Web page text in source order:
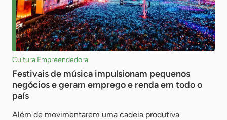
Cultura Empreendedora
Festivais de música impulsionam pequenos
negócios e geram emprego e renda em todo o
país
Além de movimentarem uma cadeia produtiva